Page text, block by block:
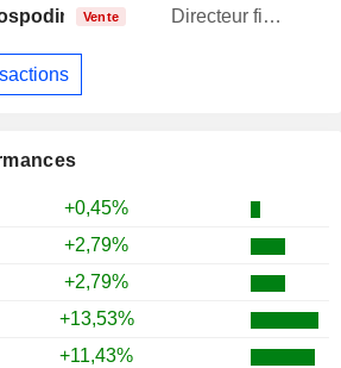
+0,45%
+2,79%
+2,79%
+13,53%
+11,43%
Iliev
Vente Directeur financier